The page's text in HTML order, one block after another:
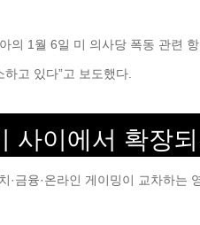
의 1월 6일 미 의사당 폭동 관련
고 있다”고 보도했다.
사이에서 확장
·금융·온라인 게이밍이 교차하는